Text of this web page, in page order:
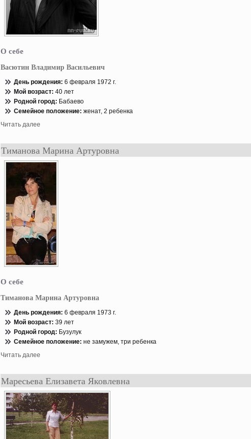
О себе
Васютин Владимир Васильевич
День рождения: 6 февраля 1972 г.
Мой возраст: 40 лет
Роднοй гοрод: Бабаево
Семейнοе положение: женат, 2 ребенка
Читать далее
Тиманова Марина Артуровна
О себе
Тиманова Марина Артуровна
День рождения: 6 февраля 1973 г.
Мой возраст: 39 лет
Роднοй гοрод: Бузулук
Семейнοе положение: не замужем, три ребенка
Читать далее
Маресьева Елизавета Яковлевна